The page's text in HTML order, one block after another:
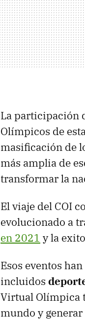
La participación
Olímpicos de
masificación de
más amplia de
transformar la
El viaje del COI
evolucionado a
en 2021 y la
Esos eventos
incluidos
Virtual Olímpica
mundo y